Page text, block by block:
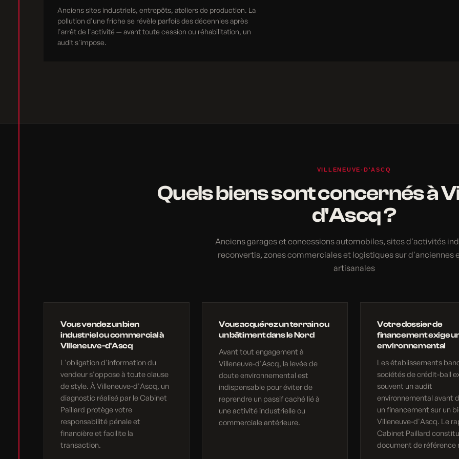
Anciens sites industriels, entrepôts, ateliers de production. La
pollution d'une friche se révèle parfois des décennies après
l'arrêt de l'activité — avant toute cession ou réhabilitation, un
audit s'impose.
VILLENEUVE-D'ASCQ
Quels biens sont concernés à
d'Ascq ?
Anciens garages et concessions automobiles, sites d'activités
reconvertis, zones commerciales et logistiques sur d'anciennes
artisanales
Vous vendez un bien
industriel ou commercial à
Villeneuve-d'Ascq
L'obligation d'information du
vendeur s'oppose à toute clause
de style. À Villeneuve-d'Ascq, un
diagnostic réalisé par le Cabinet
Paillard protège votre
responsabilité pénale et
financière et facilite la
transaction.
Vous acquérez un terrain ou
un bâtiment dans le Nord
Avant tout engagement à
Villeneuve-d'Ascq, la levée de
doute environnemental est
indispensable pour éviter de
reprendre un passif caché lié à
une activité industrielle ou
commerciale antérieure.
Votre dossier de
financement exige
environnemental
Les établissements
sociétés de crédit-bail
souvent un audit
environnemental avant
un financement sur un
Villeneuve-d'Ascq. Le
Cabinet Paillard
document de référence